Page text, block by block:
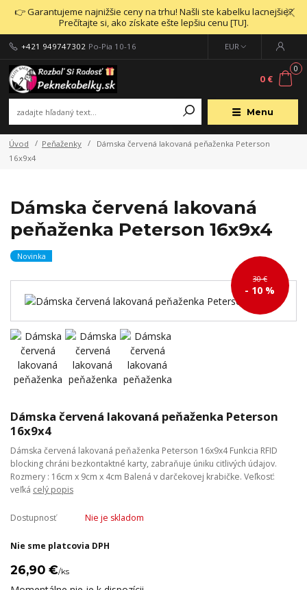
👉 Garantujeme najnižšie ceny na trhu! Našli ste kabelku lacnejšie?
Prečítajte si, ako získate ešte lepšiu cenu [TU].
Menu
EUR
+421 949747302 Po-Pia 10-16
0
0 €
Úvod Peňaženky
Dámska červená lakovaná peňaženka Peterson
16x9x4
Dámska červená lakovaná
peňaženka Peterson 16x9x4
Novinka
30 €
- 10 %
Dámska červená lakovaná peňaženka Peterson
16x9x4
Dámska červená lakovaná peňaženka Peterson 16x9x4 Funkcia RFID
blocking chráni bezkontaktné karty, zabraňuje úniku citlivých údajov.
Rozmery : 16cm x 9cm x 4cm Balená v darčekovej krabičke. Veľkosť:
veľká celý popis
Dostupnosť Nie je skladom
Nie sme platcovia DPH
26,90 €/ks